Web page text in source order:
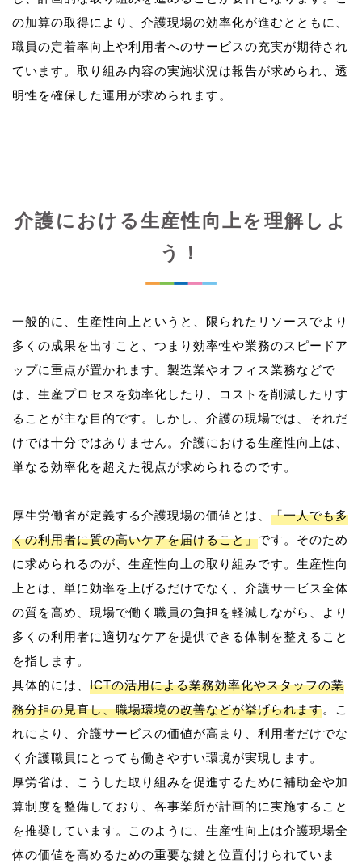
の加算の取得により、介護現場の効率化が進むとともに、
職員の定着率向上や利用者へのサービスの充実が期待され
ています。取り組み内容の実施状況は報告が求められ、透
介護における生産性向上を理解しよ
う！
一般的に、生産性向上というと、限られたリソースでより
多くの成果を出すこと、つまり効率性や業務のスピードア
ップに重点が置かれます。製造業やオフィス業務などで
は、生産プロセスを効率化したり、コストを削減したりす
ることが主な目的です。しかし、介護の現場では、それだ
けでは十分ではありません。介護における生産性向上は、
単なる効率化を超えた視点が求められるのです。
厚生労働省が定義する介護現場の価値とは、 「一人でも多
くの利用者に質の高いケアを届けること」です。そのため
に求められるのが、生産性向上の取り組みです。生産性向
上とは、単に効率を上げるだけでなく、介護サービス全体
の質を高め、現場で働く職員の負担を軽減しながら、より
多くの利用者に適切なケアを提供できる体制を整えること
を指します。
具体的には、 ICTの活用による業務効率化やスタッフの業
務分担の見直し、職場環境の改善などが挙げられます。こ
れにより、介護サービスの価値が高まり、利用者だけでな
く介護職員にとっても働きやすい環境が実現します。
厚労省は、こうした取り組みを促進するために補助金や加
算制度を整備しており、各事業所が計画的に実施すること
を推奨しています。このように、生産性向上は介護現場全
体の価値を高めるための重要な鍵と位置付けられていま